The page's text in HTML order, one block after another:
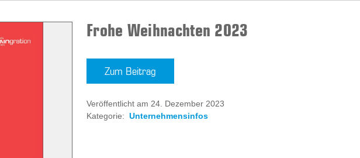
Frohe Weihnachten 2023
Zum Beitrag
Veröffentlicht am 24. Dezember 2023
Kategorie: Unternehmensinfos